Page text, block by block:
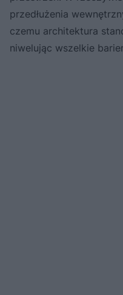
przedłużenia
czemu architektura
niwelując wszelkie